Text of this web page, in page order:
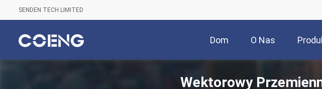
SENDEN TECH LIMITED
Dom O Nas
Wektorowy